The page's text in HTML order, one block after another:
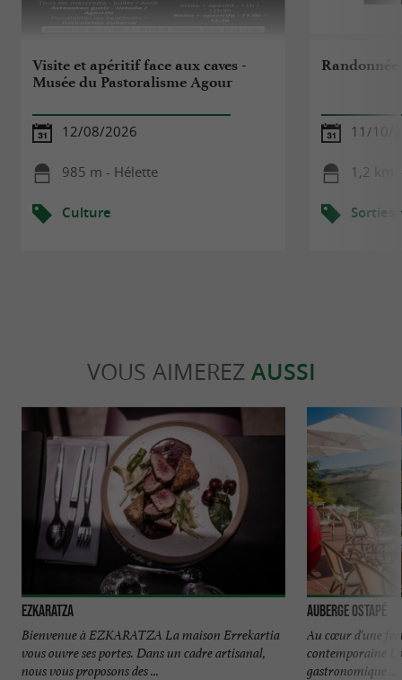
Visite et apéritif face aux caves -
Musée du Pastoralisme Agour
12/08/2026
985 m - Hélette
Culture
11/10/
1,2 km
Sorties
VOUS AIMEREZ AUSSI
Ezkaratza
Bienvenue à EZKARATZA La maison Errekartia
vous ouvre ses portes. Dans un cadre artisanal,
nous vous proposons des ...
Auberge Ostapé
Au cœur d'une
contemporaine
gastronomique ...